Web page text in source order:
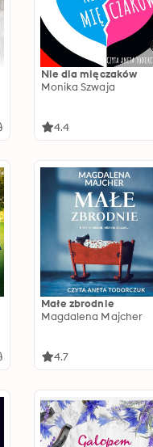
Nie dla mięczaków
Monika Szwaja
4.4
Małe zbrodnie
Magdalena Majcher
4.7